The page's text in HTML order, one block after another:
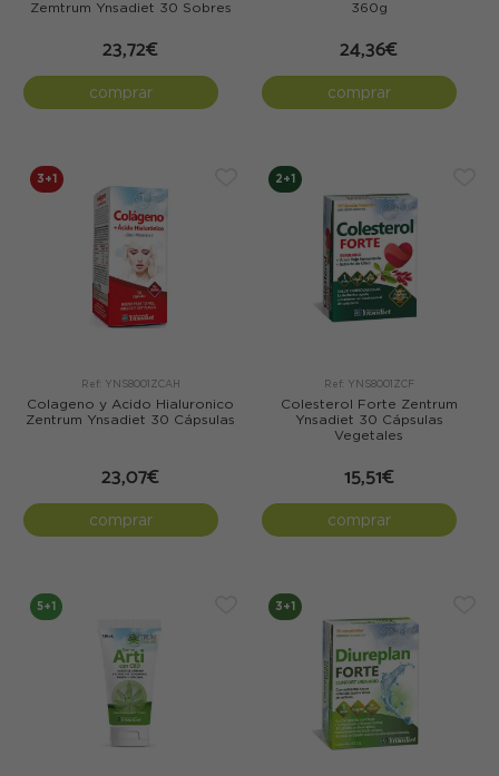
Zemtrum Ynsadiet 30 Sobres
23,72€
comprar
360g
24,36€
comprar
3+1
Ref: YNS8001ZCAH
Colageno y Acido Hialuronico
Zentrum Ynsadiet 30 Cápsulas
23,07€
comprar
2+1
Ref: YNS8001ZCF
Colesterol Forte Zentrum
Ynsadiet 30 Cápsulas
Vegetales
15,51€
comprar
5+1 3+1